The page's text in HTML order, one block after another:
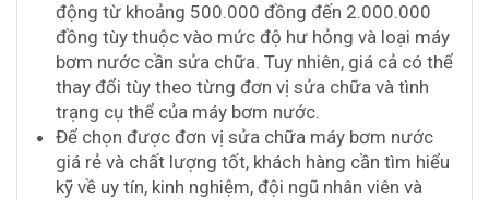
động từ khoảng 500.000 đồng đến 2.000.000
đồng tùy thuộc vào mức độ hư hỏng và loại máy
bơm nước cần sửa chữa. Tuy nhiên, giá cả có thể
thay đổi tùy theo từng đơn vị sửa chữa và tình
trạng cụ thể của máy bơm nước.
Để chọn được đơn vị sửa chữa máy bơm nước
giá rẻ và chất lượng tốt, khách hàng cần tìm hiểu
kỹ về uy tín, kinh nghiệm, đội ngũ nhân viên và